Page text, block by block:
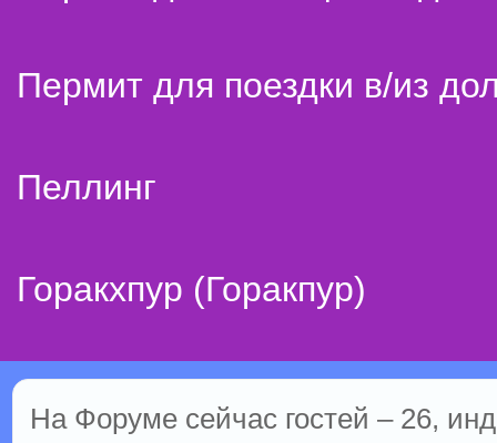
Пермит для поездки в/из
Пеллинг
Горакхпур (Горакпур)
На Форуме сейчас гостей – 26,